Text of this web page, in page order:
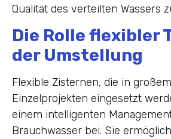
Qualität des verteilten Wassers
Die Rolle flexibler
der Umstellung
Flexible Zisternen, die in
Einzelprojekten eingesetzt
einem intelligenten
Brauchwasser bei. Sie